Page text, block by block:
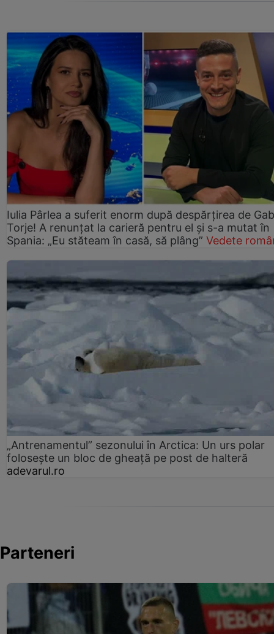
Iulia Pârlea a suferit enorm după despărțirea de
Torje! A renunțat la carieră pentru el și s-a mutat în
Spania: „Eu stăteam în casă, să plâng” Vedete
„Antrenamentul” sezonului în Arctica: Un urs polar
folosește un bloc de gheață pe post de halteră
adevarul.ro
Parteneri